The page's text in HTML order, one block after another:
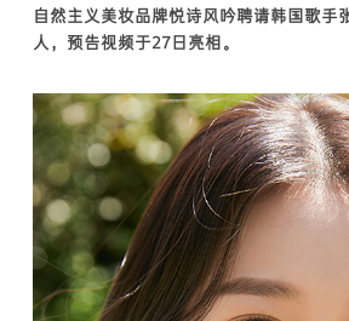
自然主义美妆品牌悦诗风吟聘请韩国歌手
人，预告视频于27日亮相。